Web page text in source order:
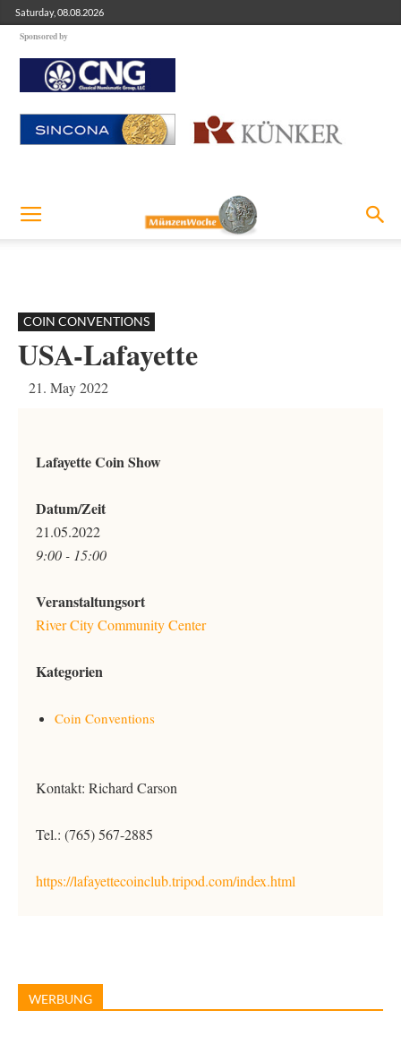
Saturday, 08.08.2026
Sponsored by
COIN CONVENTIONS
USA-Lafayette
21. May 2022
Lafayette Coin Show
Datum/Zeit
21.05.2022
9:00 - 15:00
Veranstaltungsort
River City Community Center
Kategorien
Coin Conventions
Kontakt: Richard Carson
Tel.: (765) 567-2885
https://lafayettecoinclub.tripod.com/index.html
WERBUNG